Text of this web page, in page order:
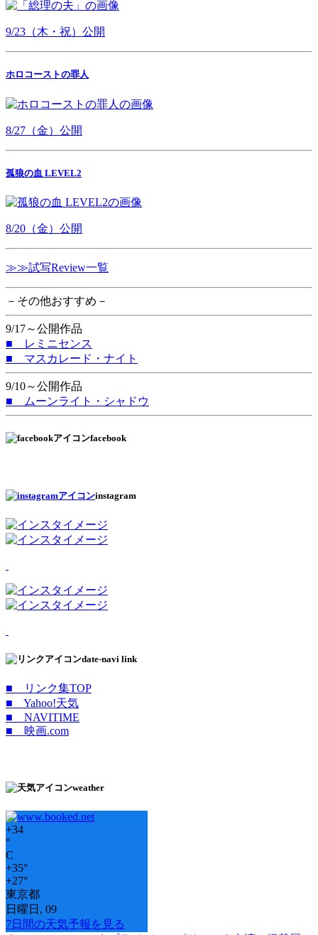
9/23（木・祝）公開
ホロコーストの罪人
8/27（金）公開
孤狼の血 LEVEL2
8/20（金）公開
≫≫試写Review一覧
－その他おすすめ－
9/17～公開作品
■ レミニセンス
■ マスカレード・ナイト
9/10～公開作品
■ ムーンライト・シャドウ
facebook
instagram
date-navi link
■ リンク集TOP
■ Yahoo!天気
■ NAVITIME
■ 映画.com
weather
+34
°
C
+35°
+27°
東京都
日曜日, 09
7日間の天気予報を見る